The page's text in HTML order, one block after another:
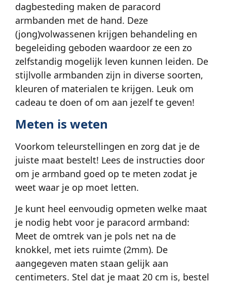
dagbesteding maken de paracord
armbanden met de hand. Deze
(jong)volwassenen krijgen behandeling en
begeleiding geboden waardoor ze een zo
zelfstandig mogelijk leven kunnen leiden. De
stijlvolle armbanden zijn in diverse soorten,
kleuren of materialen te krijgen. Leuk om
cadeau te doen of om aan jezelf te geven!
Meten is weten
Voorkom teleurstellingen en zorg dat je de
juiste maat bestelt! Lees de instructies door
om je armband goed op te meten zodat je
weet waar je op moet letten.
Je kunt heel eenvoudig opmeten welke maat
je nodig hebt voor je paracord armband:
Meet de omtrek van je pols net na de
knokkel, met iets ruimte (2mm). De
aangegeven maten staan gelijk aan
centimeters. Stel dat je maat 20 cm is, bestel